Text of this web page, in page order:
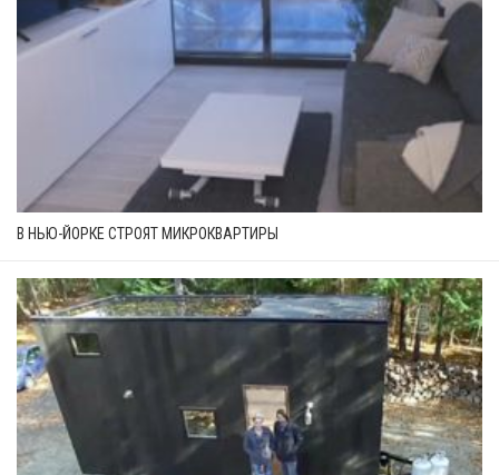
В НЬЮ-ЙОРКЕ СТРОЯТ МИКРОКВАРТИРЫ